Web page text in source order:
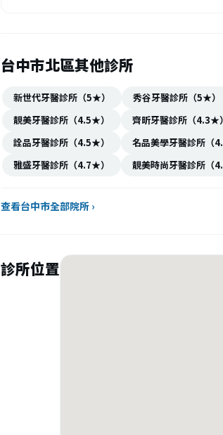
台中市北區其他診所
新世代牙醫診所（5★） 秀谷牙醫診所（5★）
靚美牙醫診所（4.5★）
齊昕牙醫診所（4.3★）
詮品牙醫診所（4.5★）
名品美學牙醫診所（
雅盛牙醫診所（4.7★）
靚美時尚牙醫診所（
查看台中市全部院所 ›
診所位置